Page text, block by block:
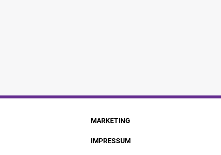
MARKETING
IMPRESSUM